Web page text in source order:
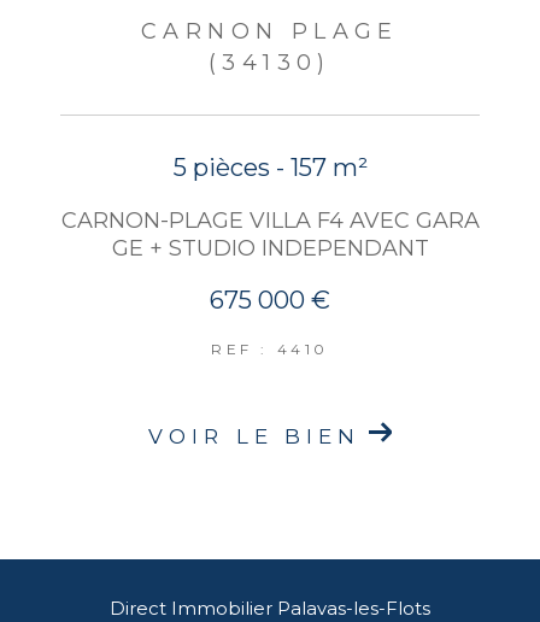
CARNON PLAGE
(34130)
5 pièces - 157 m²
CARNON-PLAGE VILLA F4 AVEC GARA
GE + STUDIO INDEPENDANT
675 000 €
REF : 4410
VOIR LE BIEN
Direct Immobilier Palavas-les-Flots